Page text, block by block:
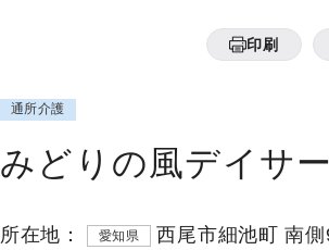
印刷
通所介護
みどりの風デイサ
所在地： 愛知県
西尾市細池町 南